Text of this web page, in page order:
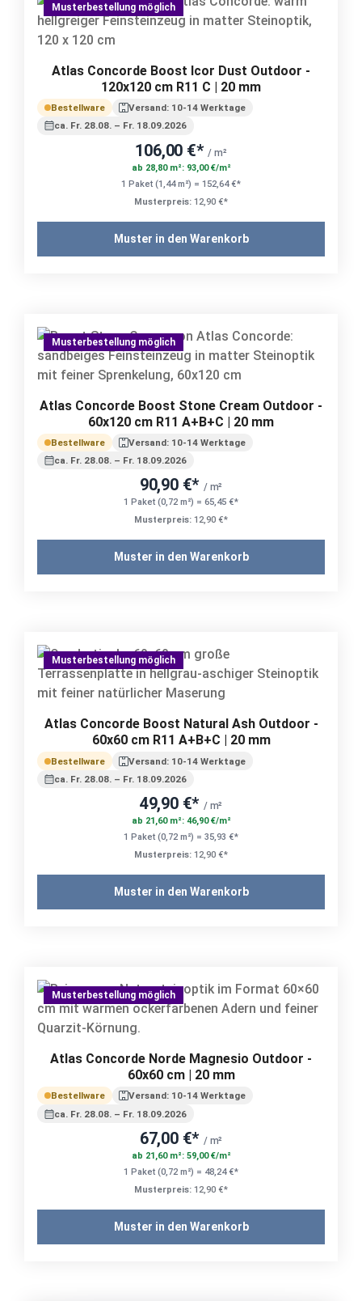
Musterbestellung möglich
Atlas Concorde Boost Icor Dust Outdoor -
120x120 cm R11 C | 20 mm
Bestellware
Versand: 10-14 Werktage
ca. Fr. 28.08. – Fr. 18.09.2026
106,00 €* / m²
ab 28,80 m²: 93,00 €/m²
1 Paket (1,44 m²) = 152,64 €*
Musterpreis: 12,90 €*
Muster in den Warenkorb
Musterbestellung möglich
Atlas Concorde Boost Stone Cream Outdoor -
60x120 cm R11 A+B+C | 20 mm
Bestellware
Versand: 10-14 Werktage
ca. Fr. 28.08. – Fr. 18.09.2026
90,90 €* / m²
1 Paket (0,72 m²) = 65,45 €*
Musterpreis: 12,90 €*
Muster in den Warenkorb
Musterbestellung möglich
Atlas Concorde Boost Natural Ash Outdoor -
60x60 cm R11 A+B+C | 20 mm
Bestellware
Versand: 10-14 Werktage
ca. Fr. 28.08. – Fr. 18.09.2026
49,90 €* / m²
ab 21,60 m²: 46,90 €/m²
1 Paket (0,72 m²) = 35,93 €*
Musterpreis: 12,90 €*
Muster in den Warenkorb
Musterbestellung möglich
Atlas Concorde Norde Magnesio Outdoor -
60x60 cm | 20 mm
Bestellware
Versand: 10-14 Werktage
ca. Fr. 28.08. – Fr. 18.09.2026
67,00 €* / m²
ab 21,60 m²: 59,00 €/m²
1 Paket (0,72 m²) = 48,24 €*
Musterpreis: 12,90 €*
Muster in den Warenkorb